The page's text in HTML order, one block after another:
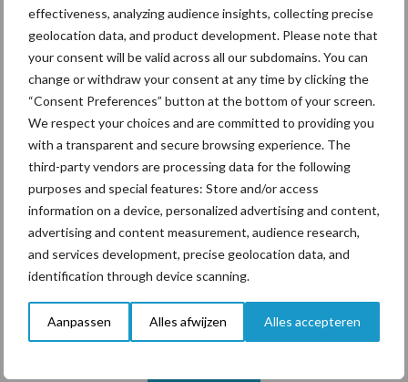
effectiveness, analyzing audience insights, collecting precise
geolocation data, and product development. Please note that
your consent will be valid across all our subdomains. You can
change or withdraw your consent at any time by clicking the
“Consent Preferences” button at the bottom of your screen.
We respect your choices and are committed to providing you
with a transparent and secure browsing experience. The
third-party vendors are processing data for the following
purposes and special features: Store and/or access
information on a device, personalized advertising and content,
advertising and content measurement, audience research,
and services development, precise geolocation data, and
identification through device scanning.
Aanpassen Alles afwijzen Alles accepteren
krimpende Nederlandse
markt
Themapagina's
Diergezondheid Bemesting Fokkerij
Derogatie Fosfaatrechten